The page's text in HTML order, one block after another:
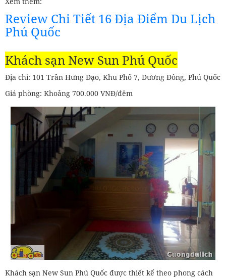
Review Chi Tiết 16 Địa Điểm Du Lịch
Phú Quốc
Khách sạn New Sun Phú Quốc
Địa chỉ: 101 Trần Hưng Đạo, Khu Phố 7, Dương Đông, Phú Quốc
Giá phòng: Khoảng 700.000 VNĐ/đêm
Khách sạn New Sun Phú Quốc được thiết kế theo phong cách